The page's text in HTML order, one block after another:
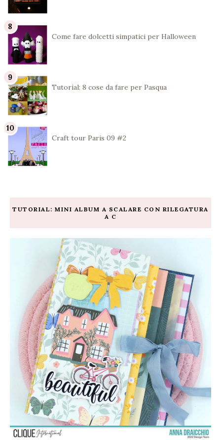
Come fare dolcetti simpatici per Halloween
Tutorial: 8 cose da fare per Pasqua
Craft tour Paris 09 #2
TUTORIAL: MINI ALBUM A SCALARE CON RILEGATURA
A C